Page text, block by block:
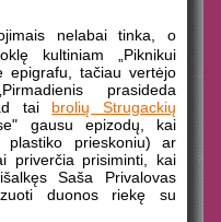
nelabai tinka, o
kultiniam „Piknikui
epigrafu, tačiau vertėjo
prasideda
tai brolių Strugackių
gausu epizodų, kai
plastiko prieskoniu) ar
priverčia prisiminti, kai
Saša Privalovas
duonos riekę su